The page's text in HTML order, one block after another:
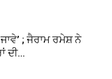
; ਜੈਰਾਮ ਰਮੇਸ਼ ਨੇ
ਦੀ...